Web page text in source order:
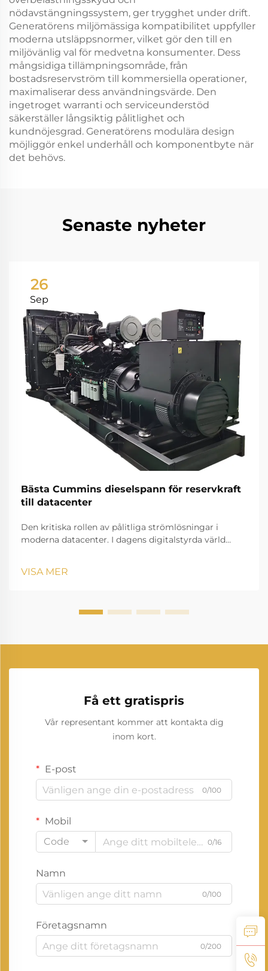
nödavstängningssystem, ger trygghet under drift.
Generatörens miljömässiga kompatibilitet uppfyller
moderna utsläppsnormer, vilket gör den till en
miljövänlig val för medvetna konsumenter. Dess
mångsidiga tillämpningsområde, från
bostadsreservström till kommersiella operationer,
maximaliserar dess användningsvärde. Den
ingetroget warranti och serviceunderstöd
säkerställer långsiktig pålitlighet och
kundnöjesgrad. Generatörens modulära design
möjliggör enkel underhåll och komponentbyte när
det behövs.
Senaste nyheter
26
Sep
Bästa Cummins dieselspann för reservkraft
till datacenter
Den kritiska rollen av pålitliga strömlösningar i
moderna datacenter. I dagens digitalstyrda värld
aldrig varit mer avgörande...
VISA MER
Få ett gratispris
Vår representant kommer att kontakta dig
inom kort.
E-post
0/100
Mobil
Code
0/16
Namn
0/100
Företagsnamn
0/200